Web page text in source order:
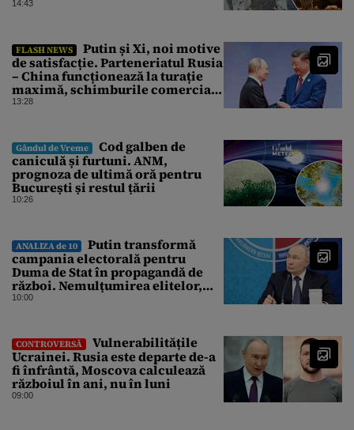
Tomahawk?
14:43
FLASH NEWS
Putin și Xi, noi motive
de satisfacție. Parteneriatul Rusia
– China funcționează la turație
maximă, schimburile comerciale
ating niveluri record
13:28
Gândul de Vreme
Cod galben de
caniculă și furtuni. ANM,
prognoza de ultimă oră pentru
București și restul țării
10:26
ANALIZA de 10
Putin transformă
campania electorală pentru
Duma de Stat în propagandă de
război. Nemulțumirea elitelor,
tratată cu indiferență la Kremlin
10:00
CONTROVERSĂ
Vulnerabilitățile
Ucrainei. Rusia este departe de-a
fi înfrântă, Moscova calculează
războiul în ani, nu în luni
09:00